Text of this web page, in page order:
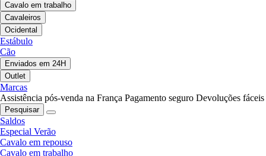
Cavalo em trabalho
Cavaleiros
Ocidental
Estábulo
Cão
Enviados em 24H
Outlet
Marcas
Assistência pós-venda na França Pagamento seguro Devoluções fáceis
Pesquisar
Saldos
Especial Verão
Cavalo em repouso
Cavalo em trabalho